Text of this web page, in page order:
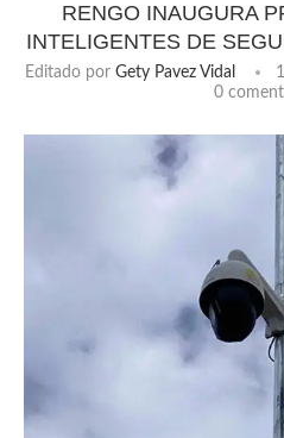
RENGO INAUGURA
INTELIGENTES DE
Editado por Gety Pavez Vidal
0